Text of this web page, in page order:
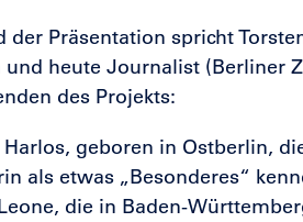
der Präsentation spricht
und heute Journalist (Berliner
des Projekts:
Harlos, geboren in Ostberlin,
als etwas „Besonderes“
die in Baden-